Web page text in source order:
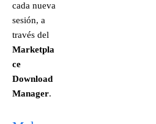
cada nueva
sesión, a
través del
Marketpla
ce
Download
Manager.